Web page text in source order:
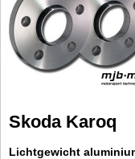
Skoda Karoq
Lichtgewicht